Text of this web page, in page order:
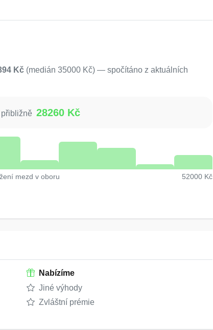
Kč (medián 35000 Kč) — spočítáno z aktuálních
28260 Kč
mezd v oboru 52000 Kč
Nabízíme
Jiné výhody
Zvláštní prémie